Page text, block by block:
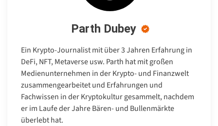
Parth Dubey
Ein Krypto-Journalist mit über 3 Jahren Erfahrung in
DeFi, NFT, Metaverse usw. Parth hat mit großen
Medienunternehmen in der Krypto- und Finanzwelt
zusammengearbeitet und Erfahrungen und
Fachwissen in der Kryptokultur gesammelt, nachdem
er im Laufe der Jahre Bären- und Bullenmärkte
überlebt hat.